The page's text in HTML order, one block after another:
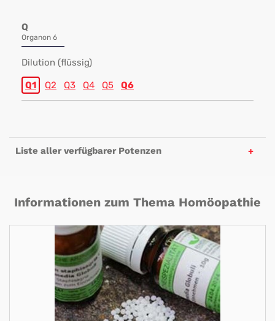
Q
Organon 6
Dilution (flüssig)
Q1 Q2 Q3 Q4 Q5 Q6
Liste aller verfügbarer Potenzen
Informationen zum Thema Homöopathie